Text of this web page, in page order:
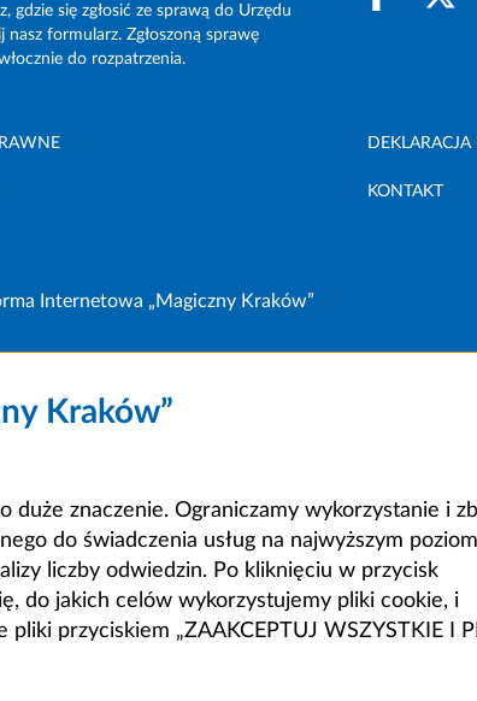
gdzie się zgłosić ze sprawą do Urzędu
nasz formularz. Zgłoszoną sprawę
do rozpatrzenia.
DEKLARACJA
KONTAKT
Internetowa „Magiczny Kraków”
Kraków”
znaczenie. Ograniczamy wykorzystanie i
do świadczenia usług na najwyższym
liczby odwiedzin. Po kliknięciu w przycisk
do jakich celów wykorzystujemy pliki cookie, i
przyciskiem „ZAAKCEPTUJ WSZYSTKIE I